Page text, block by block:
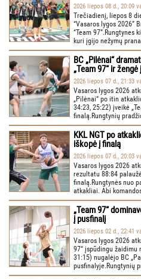
2026 liepos 08 d., 20:09
Trečiadienį, liepos 8
“Vasaros lygos 2026”
“Team 97”.Rungtynes
kuri įgijo nežymų
BC „Pilėnai“
„Team 97“ ir žengė
2026 liepos 07 d., 21:33
Vasaros lygos 2026
„Pilėnai“ po itin
34:23, 25:22) įveikė
finalą.Rungtynių
KKL NGT po
iškopė į finalą
2026 liepos 07 d., 20:03
Vasaros lygos 2026
rezultatu 88:84
finalą.Rungtynės nuo
atkakliai. Abi
„Team 97“
į pusfinalį
2026 liepos 02 d., 22:41
Vasaros lygos 2026
97“ įspūdingu žaidimu
31:15) nugalėjo BC
pusfinalyje.Rungtynių